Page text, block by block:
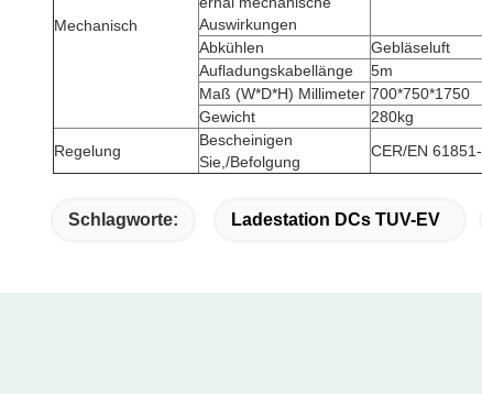
Mechanisch
Auswirkungen
Abkühlen
Gebläseluft
Aufladungskabellänge
5m
Maß (W*D*H) Millimeter 700*750*1750
Gewicht
280kg
Regelung
Bescheinigen
Sie,/Befolgung
CER/EN
Schlagworte: Ladestation DCs TUV-EV